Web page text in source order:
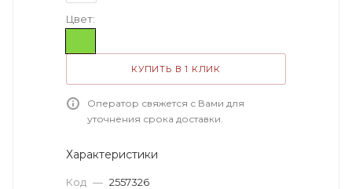
Цвет:
КУПИТЬ В 1 КЛИК
Оператор свяжется с Вами для
уточнения срока доставки.
Характеристики
Код — 2557326